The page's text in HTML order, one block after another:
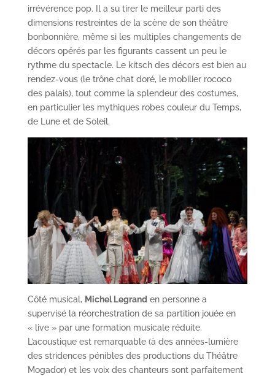
irrévérence pop. Il a su tirer le meilleur parti des
dimensions restreintes de la scène de son théâtre
bonbonnière, même si les multiples changements de
décors opérés par les figurants cassent un peu le
rythme du spectacle. Le kitsch des décors est bien au
rendez-vous (le trône chat doré, le mobilier rococo
des palais), tout comme la splendeur des costumes,
en particulier les mythiques robes couleur du Temps,
de Lune et de Soleil.
Côté musical, Michel Legranden personne a
supervisé la réorchestration de sa partition jouée en
« live » par une formation musicale réduite.
L’acoustique est remarquable (à des années-lumière
des stridences pénibles des productions du Théâtre
Mogador) et les voix des chanteurs sont parfaitement